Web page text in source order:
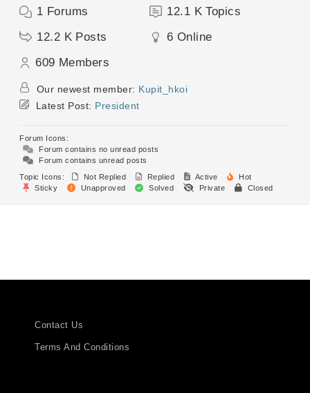
1 Forums 12.1 K Topics
12.2 K Posts 6 Online
609 Members
Our newest member: Kupit_hkoi
Latest Post: President
Forum Icons:
Forum contains no unread posts
Forum contains unread posts
Topic Icons:
Not Replied Replied Active
Hot
Sticky
Unapproved Solved Private Closed
Contact Us
Terms And Conditions